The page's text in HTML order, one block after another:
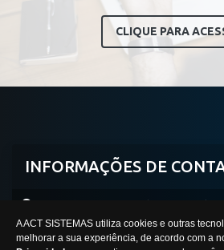
A ACT SISTEMAS utiliza cookies e outras
melhorar a sua experiência, de acordo com a
CLIQUE PARA
INFORMAÇÕES DE
Belo Horizonte/MG -CEP:30575-